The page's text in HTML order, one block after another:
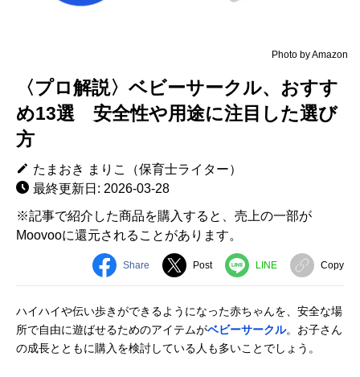
Photo by Amazon
〈プロ解説〉ベビーサークル、おすす
め13選 安全性や用途に注目した選び
方
たまおき まりこ（保育士ライター）
最終更新日: 2026-03-28
※記事で紹介した商品を購入すると、売上の一部が
Moovooに還元されることがあります。
Share Post LINE Copy
ハイハイや伝い歩きができるようになった赤ちゃんを、安全な場
所で自由に遊ばせるためのアイテムがベビーサークル。お子さん
の成長とともに購入を検討している人も多いことでしょう。